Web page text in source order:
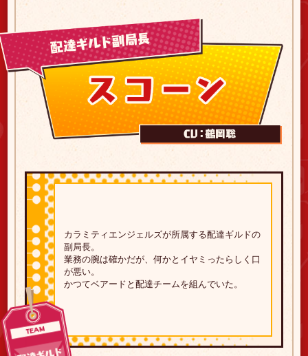
カラミティエンジェルズが所属する配達ギルドの
副局長。
業務の腕は確かだが、何かとイヤミったらしく口
が悪い。
かつてベアードと配達チームを組んでいた。